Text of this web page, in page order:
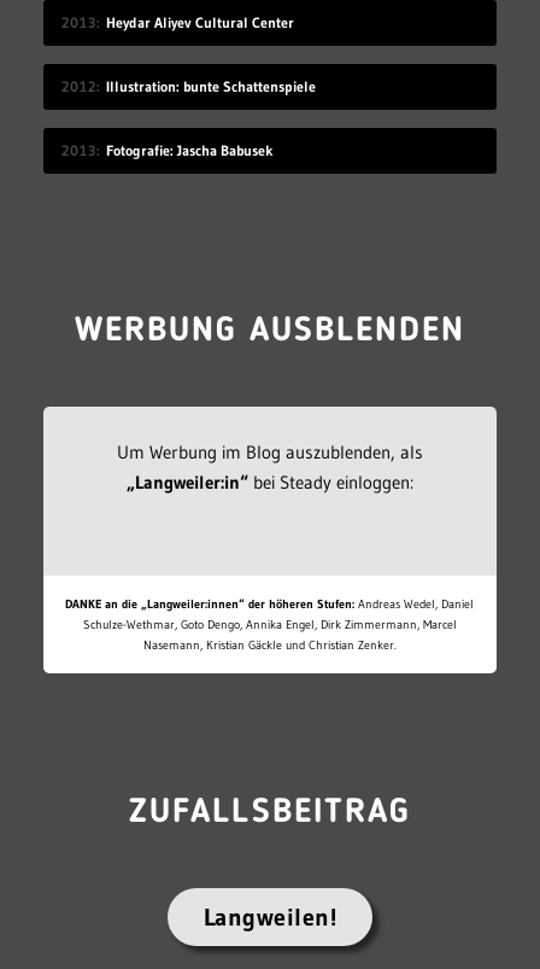
2013 Heydar Aliyev Cultural Center
2012 Illustration: bunte Schattenspiele
2013 Fotografie: Jascha Babusek
WERBUNG AUSBLENDEN
Um Werbung im Blog auszublenden, als
„Langweiler:in“bei Steady einloggen:
DANKE an die „Langweiler:innen“ der höheren Stufen: Andreas Wedel, Daniel
Schulze-Wethmar, Goto Dengo, Annika Engel, Dirk Zimmermann, Marcel
Nasemann, Kristian Gäckle und Christian Zenker.
ZUFALLSBEITRAG
Langweilen!